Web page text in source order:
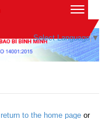
Select Language ▼
return to the home page or